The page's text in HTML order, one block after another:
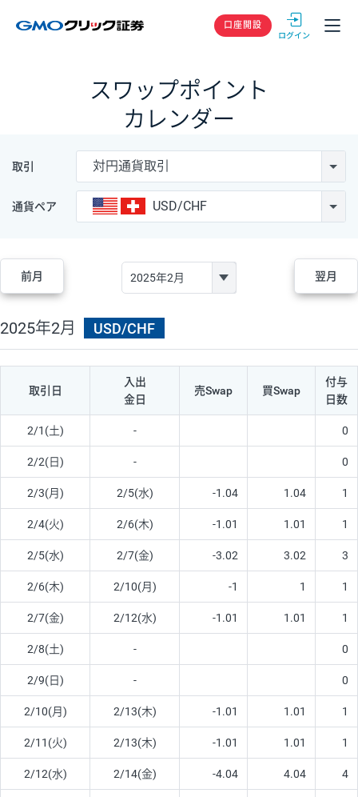
GMOクリック
口座開設
スワップポイント
カレンダー
取引 対円通貨取引
通貨ペア USD/CHF
前月 翌月
2025年2月 USD/CHF
取引日
入出
金日
売Swap 買Swap
付与
日数
2/1(土) - 0
2/2(日) - 0
2/3(月) 2/5(水) -1.04 1.04 1
2/4(火) 2/6(木) -1.01 1.01 1
2/5(水) 2/7(金) -3.02 3.02 3
2/6(木) 2/10(月) -1 1 1
2/7(金) 2/12(水) -1.01 1.01 1
2/8(土) - 0
2/9(日) - 0
2/10(月) 2/13(木) -1.01 1.01 1
2/11(火) 2/13(木) -1.01 1.01 1
2/12(水) 2/14(金) -4.04 4.04 4